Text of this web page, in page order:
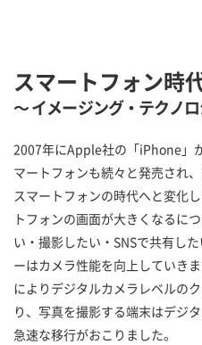
スマートフォン時
～ イメージング・テクノ
2007年にApple社の「iPhone」
マートフォンも続々と発売され
スマートフォンの時代へと変化
トフォンの画面が大きくなるに
い・撮影したい・SNSで共有し
ーはカメラ性能を向上していき
によりデジタルカメラレベルの
り、写真を撮影する端末はデジ
急速な移行がおこりました。